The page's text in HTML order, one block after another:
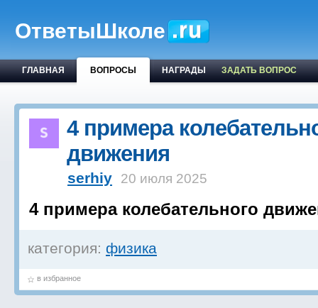
ОтветыШколе
ГЛАВНАЯ ВОПРОСЫ НАГРАДЫ ЗАДАТЬ ВОПРОС
4 примера
движения
serhiy 20 июля 2025
4 примера колебательного
категория: физика
в избранное